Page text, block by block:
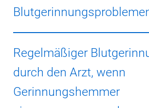
Viele Patienteninnen und Patienten,
die Bildung von Blutgerinnseln haben
wegen einer künstlichen Herzklappe –
Blutgerinnungshemmer wie Marcumar.
Medikamente blockieren die
Wirkung von Vitamin K. Andererseits
Regelmäßiger
durch den Arzt, wenn
Gerinnungshemmer